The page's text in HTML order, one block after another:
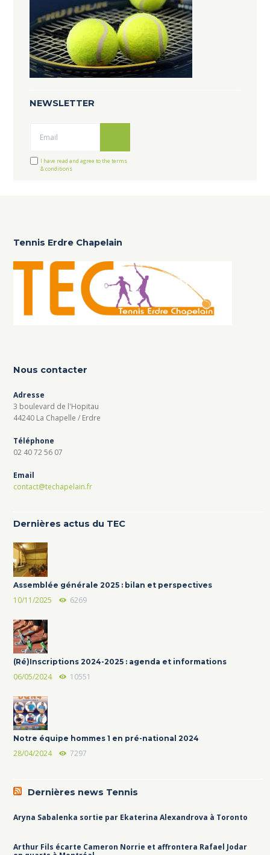
NEWSLETTER
I have read and agree to the terms
& conditions
Tennis Erdre Chapelain
Nous contacter
Adresse
3 boulevard de l'Hopitau
44240 La Chapelle / Erdre
Téléphone
02 40 72 56 07
Email
contact@techapelain.fr
Dernières actus du TEC
Assemblée générale 2025 : bilan et perspectives
10/11/2025 6269
(Ré)Inscriptions 2024-2025 : agenda et informations
06/05/2024 10551
Notre équipe hommes 1 en pré-national 2024
28/04/2024 7297
Dernières news Tennis
Aryna Sabalenka sortie par Ekaterina Alexandrova à Toronto
Arthur Fils écarte Cameron Norrie et affrontera Rafael Jodar